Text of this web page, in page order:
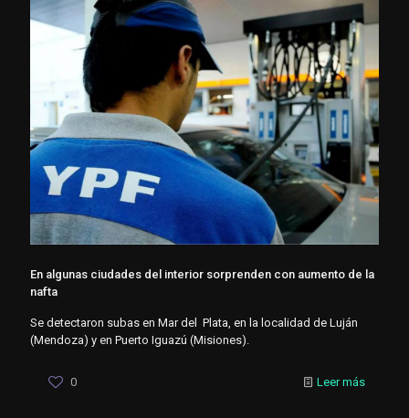
En algunas ciudades del interior sorprenden con aumento de la
nafta
Se detectaron subas en Mar del Plata, en la localidad de Luján
(Mendoza) y en Puerto Iguazú (Misiones).
0 Leer más